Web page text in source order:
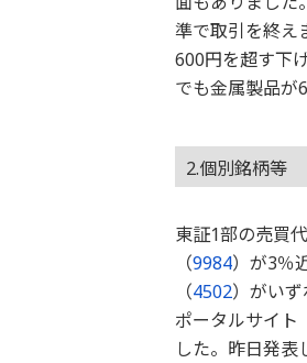
準で取引を終え
600円を超す下
でも金属製品が
2.個別銘柄等
東証1部の売買
（9984）が3％
（4502）がい
ポータルサイト
した。昨日発